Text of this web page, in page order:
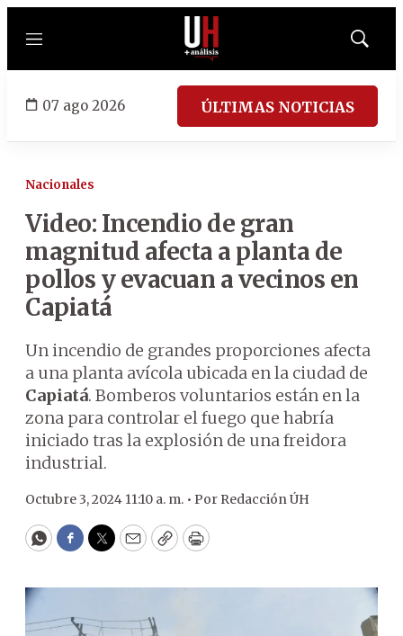
Menú
Mostrar
07 ago 2026 ÚLTIMAS NOTICIAS
Nacionales
Video: Incendio de gran
magnitud afecta a planta de
pollos y evacuan a vecinos en
Capiatá
Un incendio de grandes proporciones afecta
a una planta avícola ubicada en la ciudad de
Capiatá. Bomberos voluntarios están en la
zona para controlar el fuego que habría
iniciado tras la explosión de una freidora
industrial.
Octubre 3, 2024 11:10 a. m. • Por Redacción ÚH
WhatsApp
Facebook
Twitter
EmailCopyPrint